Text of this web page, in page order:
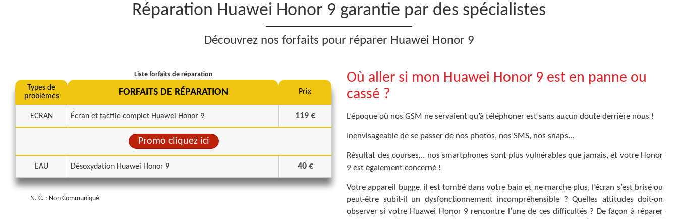
Réparation Huawei Honor 9 garantie par des spécialistes
Découvrez nos forfaits pour réparer Huawei Honor 9
Liste forfaits de réparation
Types de
problèmes
FORFAITS DE RÉPARATION Prix
ECRAN Écran et tactile complet Huawei Honor 9 119 €
Promo cliquez ici
EAU Désoxydation Huawei Honor 9 40 €
N. C. : Non Communiqué
Où aller si mon Huawei Honor 9 est en panne ou
cassé ?
L’époque où nos GSM ne servaient qu’à téléphoner est sans aucun doute derrière nous !
Inenvisageable de se passer de nos photos, nos SMS, nos snaps...
Résultat des courses… nos smartphones sont plus vulnérables que jamais, et votre Honor
9 est également concerné !
Votre appareil bugge, il est tombé dans votre bain et ne marche plus, l’écran s’est brisé ou
peut-être subit-il un dysfonctionnement incompréhensible ? Quelles attitudes doit-on
observer si votre Huawei Honor 9 rencontre l’une de ces difficultés ? De façon à réparer